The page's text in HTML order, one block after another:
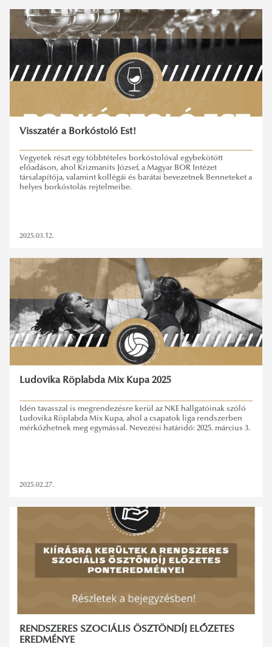
Visszatér a Borkóstoló Est!
Vegyetek részt egy többtételes borkóstolóval egybekötött
előadáson, ahol Krizmanits József, a Magyar BOR Intézet
társalapítója, valamint kollégái és barátai bevezetnek Benneteket a
helyes borkóstolás rejtelmeibe.
2025.03.12.
Ludovika Röplabda Mix Kupa 2025
Idén tavasszal is megrendezésre kerül az NKE hallgatóinak szóló
Ludovika Röplabda Mix Kupa, ahol a csapatok liga rendszerben
mérkőzhetnek meg egymással. Nevezési határidő: 2025. március 3.
2025.02.27.
RENDSZERES SZOCIÁLIS ÖSZTÖNDÍJ ELŐZETES
EREDMÉNYE